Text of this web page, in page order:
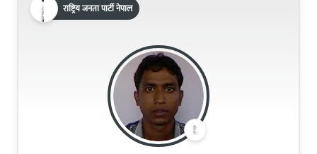
राष्ट्रिय जनता पार्टी नेपाल